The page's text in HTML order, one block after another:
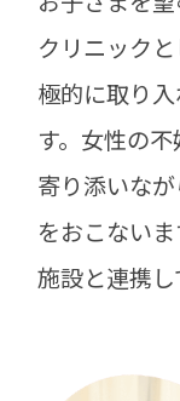
クリニック
極的に取り
す。 女性の
寄り添いな
をおこないま
施設と連携し